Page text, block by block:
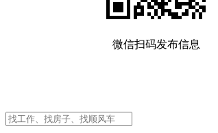
微信扫码发布信息